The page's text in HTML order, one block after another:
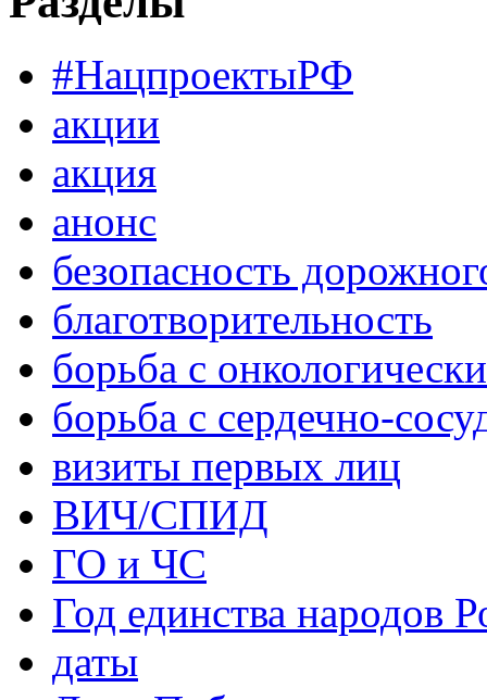
#НацпроектыРФ
акции
акция
анонс
безопасность
благотворительность
борьба с
борьба с сердечно-
визиты первых лиц
ВИЧ/СПИД
ГО и ЧС
Год единства народов
даты